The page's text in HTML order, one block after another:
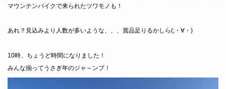
マウンテンバイクで来られたツワモノも！
あれ？見込みより人数が多いような、、、賞品足りるかしら(;・∀・)
10時、ちょうど時間になりました！
みんな揃ってうさぎ年のジャ～ンプ！